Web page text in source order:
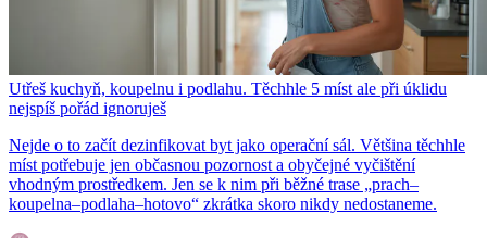
Utřeš kuchyň, koupelnu i podlahu. Těchhle 5 míst ale při úklidu
nejspíš pořád ignoruješ
Nejde o to začít dezinfikovat byt jako operační sál. Většina těchhle
míst potřebuje jen občasnou pozornost a obyčejné vyčištění
vhodným prostředkem. Jen se k nim při běžné trase „prach–
koupelna–podlaha–hotovo“ zkrátka skoro nikdy nedostaneme.